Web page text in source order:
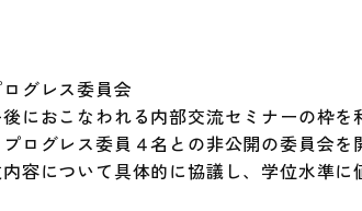
グレス委員会
におこなわれる内部交流セミナーの枠
ログレス委員４名との非公開の委員会
容について具体的に協議し、学位水準